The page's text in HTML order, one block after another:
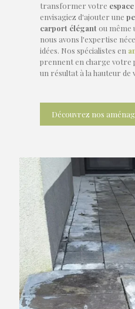
transformer votre
envisagiez d'ajouter une
carport élégant ou même
nous avons l'expertise
idées. Nos spécialistes en
prennent en charge votre
un résultat à la hauteur de
Découvrez nos